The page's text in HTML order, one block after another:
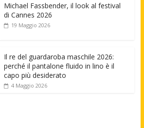
Michael Fassbender, il look al festival
di Cannes 2026
19 Maggio 2026
Il re del guardaroba maschile 2026:
perché il pantalone fluido in lino è il
capo più desiderato
4 Maggio 2026